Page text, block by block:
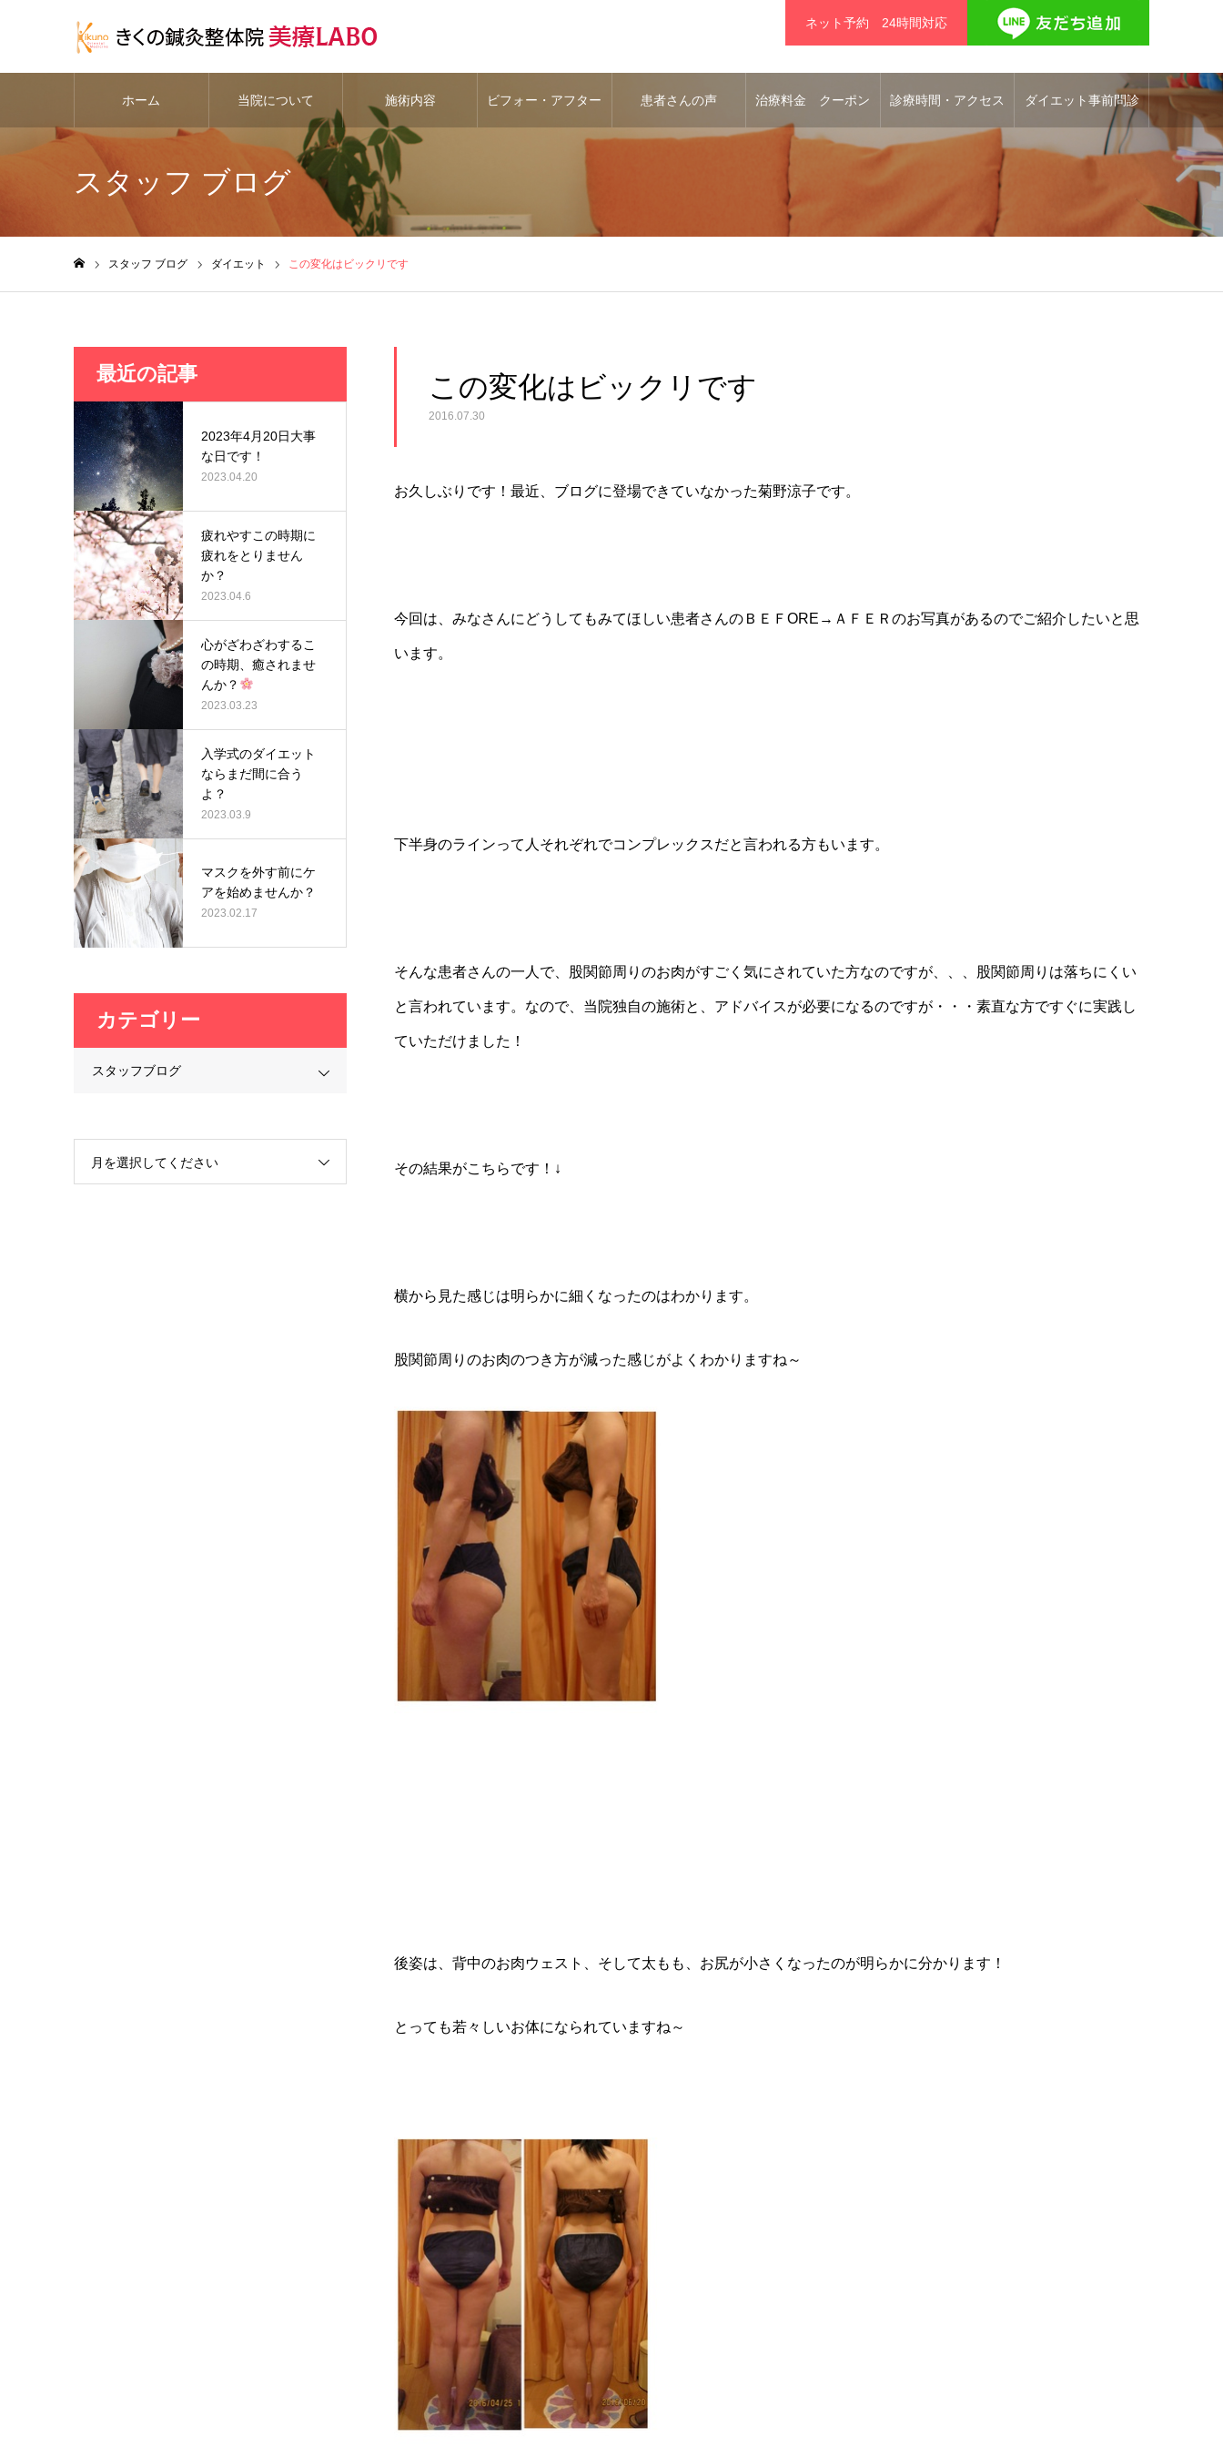
ネット予約 24時間対応
ホーム 当院について 施術内容 ビフォー・アフター 患者さんの声 治療料金 クーポン 診療時間・アクセス ダイエット事前問診
スタッフ ブログ
スタッフ ブログ ダイエット この変化はビックリです
この変化はビックリです
2016.07.30
お久しぶりです！最近、ブログに登場できていなかった菊野涼子です。
今回は、みなさんにどうしてもみてほしい患者さんのＢＥＦORE→ＡＦＥＲのお写真があるのでご紹介したいと思
います。
下半身のラインって人それぞれでコンプレックスだと言われる方もいます。
そんな患者さんの一人で、股関節周りのお肉がすごく気にされていた方なのですが、、、股関節周りは落ちにくい
と言われています。なので、当院独自の施術と、アドバイスが必要になるのですが・・・素直な方ですぐに実践し
ていただけました！
その結果がこちらです！↓
横から見た感じは明らかに細くなったのはわかります。
股関節周りのお肉のつき方が減った感じがよくわかりますね～
後姿は、背中のお肉ウェスト、そして太もも、お尻が小さくなったのが明らかに分かります！
とっても若々しいお体になられていますね～
最近の記事
2023年4月20日大事
な日です！
2023.04.20
疲れやすこの時期に
疲れをとりません
か？
2023.04.6
心がざわざわするこ
の時期、癒されませ
んか？
2023.03.23
入学式のダイエット
ならまだ間に合う
よ？
2023.03.9
マスクを外す前にケ
アを始めませんか？
2023.02.17
カテゴリー
スタッフブログ
月を選択してください